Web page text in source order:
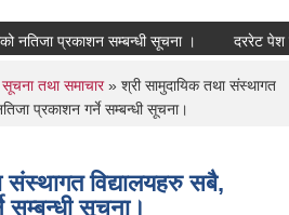
प्रकाशन सम्बन्धी सूचना । दररेट पेश गर्ने
सूचना तथा समाचार» श्री सामुदायिक तथा संस्थागत
प्रकाशन गर्ने सम्बन्धी सूचना।
संस्थागत विद्यालयहरु सबै,
सम्बन्धी सूचना।